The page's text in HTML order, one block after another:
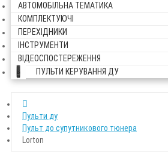
АВТОМОБІЛЬНА ТЕМАТИКА
КОМПЛЕКТУЮЧІ
ПЕРЕХІДНИКИ
ІНСТРУМЕНТИ
ВІДЕОСПОСТЕРЕЖЕННЯ
ПУЛЬТИ КЕРУВАННЯ ДУ
Пульти ду
Пульт до супутникового тюнера
Lorton